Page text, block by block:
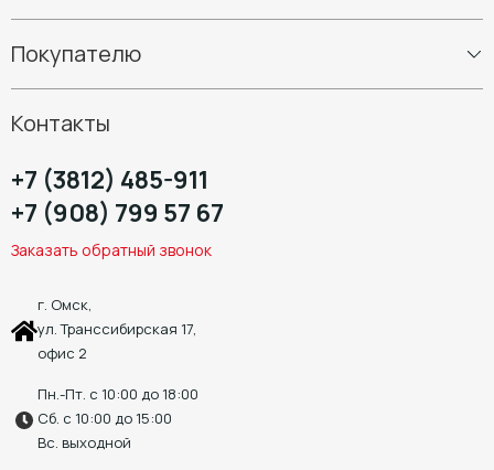
Диски
Шиномонтаж
Покупателю
Контакты
+7 (3812) 485-911
+7 (908) 799 57 67
Заказать обратный звонок
г. Омск,
ул. Транссибирская 17,
офис 2
Пн.-Пт. с 10:00 до 18:00
Сб. с 10:00 до 15:00
Вс. выходной